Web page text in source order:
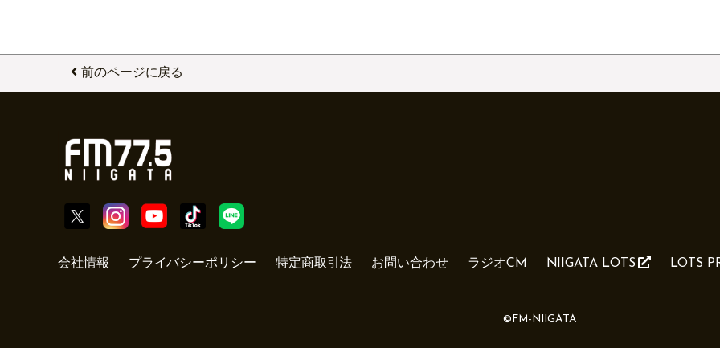
前のページに戻る
会社情報 プライバシーポリシー 特定商取引法 お問い合わせ ラジオCM NIIGATA LOTS LOTS
©FM-NIIGATA